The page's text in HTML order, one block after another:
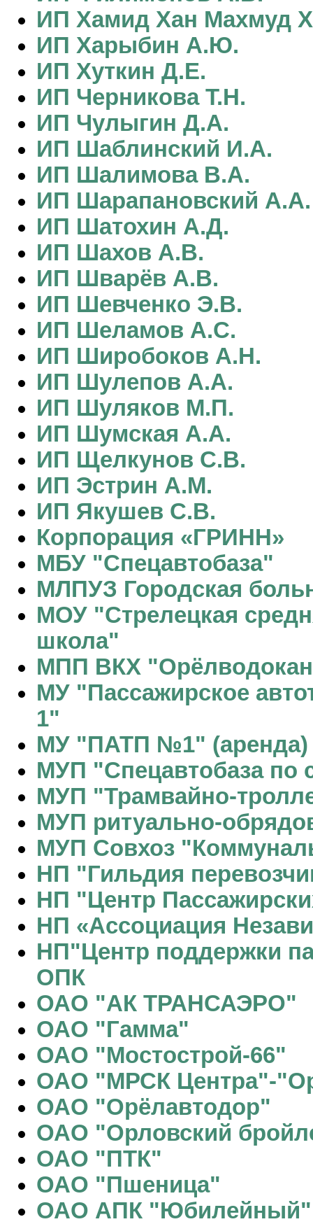
ИП Хамид Хан Махмуд
ИП Харыбин А.Ю.
ИП Хуткин Д.Е.
ИП Черникова Т.Н.
ИП Чулыгин Д.А.
ИП Шаблинский И.А.
ИП Шалимова В.А.
ИП Шарапановский А.А.
ИП Шатохин А.Д.
ИП Шахов А.В.
ИП Шварёв А.В.
ИП Шевченко Э.В.
ИП Шеламов А.С.
ИП Широбоков А.Н.
ИП Шулепов А.А.
ИП Шуляков М.П.
ИП Шумская А.А.
ИП Щелкунов С.В.
ИП Эстрин А.М.
ИП Якушев С.В.
Корпорация «ГРИНН»
МБУ "Спецавтобаза"
МЛПУЗ Городская
МОУ "Стрелецкая
школа"
МПП ВКХ
МУ "Пассажирское
1"
МУ "ПАТП №1" (аренда)
МУП "Спецавтобаза по
МУП "Трамвайно-
МУП ритуально-
МУП Совхоз
НП "Гильдия
НП "Центр
НП «Ассоциация
НП"Центр поддержки
ОПК
ОАО "АК ТРАНСАЭРО"
ОАО "Гамма"
ОАО "Мостострой-66"
ОАО "МРСК Центра"-
ОАО "Орёлавтодор"
ОАО "Орловский
ОАО "ПТК"
ОАО "Пшеница"
ОАО АПК "Юбилейный"